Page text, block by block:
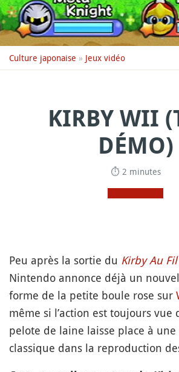
Culture japonaise » Jeux vidéo
KIRBY WII
DÉMO)
⏱ 2 minutes
Peu après la sortie du Kirby Au
Nintendo annonce déjà un
forme de la petite boule rose sur
même si l’action est toujours vue
pelote de laine laisse place à une
classique dans la reproduction